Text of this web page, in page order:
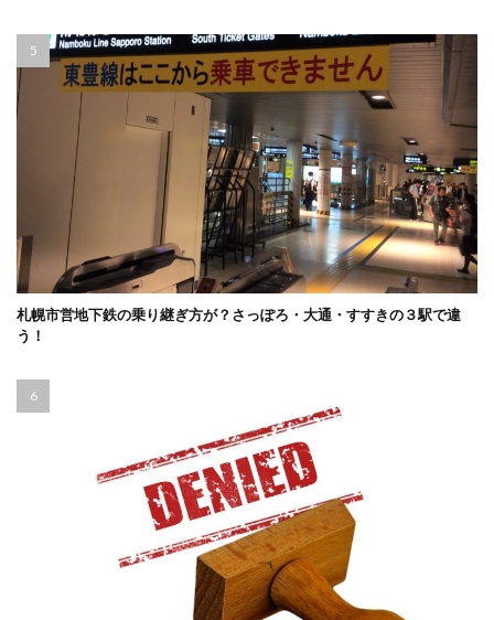
札幌市営地下鉄の乗り継ぎ方が？さっぽろ・大通・すすきの３駅で違
う！